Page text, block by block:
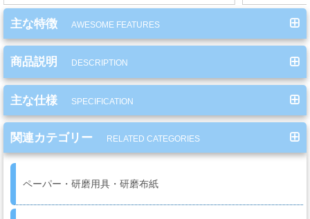
フ・
カ
ス
タ
ム
系
材
料
マ
主な特徴 AWESOME FEATURES
商品説明 DESCRIPTION
主な仕様 SPECIFICATION
関連カテゴリー RELATED CATEGORIES
ペーパー・研磨用具・研磨布紙